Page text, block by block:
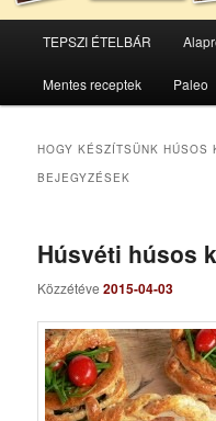
Tovább
az
elsődleges
tartalomra
Tovább
a
másodlagos
tartalomra
TEPSZI ÉTELBÁR
Mentes receptek Paleo
HOGY KÉSZÍTSÜNK HÚSOS
BEJEGYZÉSEK
Húsvéti húsos
Közzétéve2015-04-03